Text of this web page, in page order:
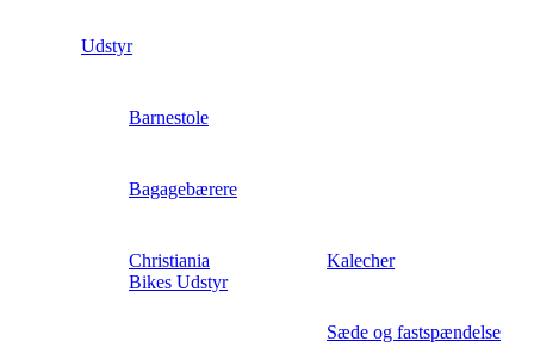
Udstyr
Barnestole
Bagagebærere
Christiania
Bikes Udstyr
Kalecher
Sæde og fastspændelse